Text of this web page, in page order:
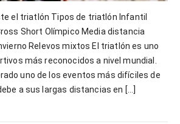
el triatlón Tipos de triatlón Infantil
Short Olímpico Media distancia
Relevos mixtos El triatlón es uno
más reconocidos a nivel mundial.
uno de los eventos más difíciles de
a sus largas distancias en […]